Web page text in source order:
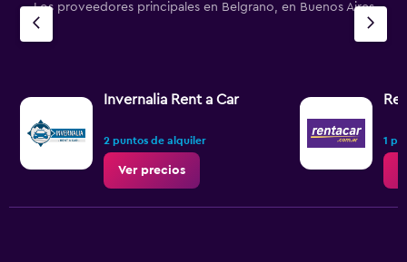
Los proveedores principales en Belgrano, en Buenos Aires
Invernalia Rent a Car
2 puntos de alquiler
Ver precios
1